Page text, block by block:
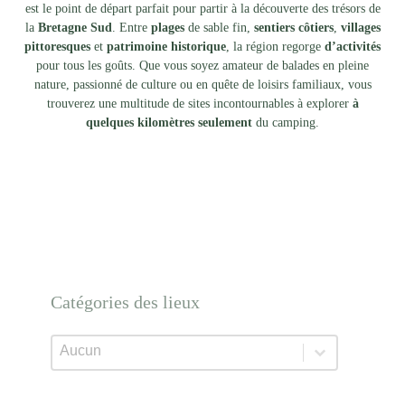
est le point de départ parfait pour partir à la découverte des trésors de
la Bretagne Sud . Entre plages de sable fin, sentiers côtiers, villages
pittoresques et patrimoine historique , la région regorge d’activités
pour tous les goûts. Que vous soyez amateur de balades en pleine
nature, passionné de culture ou en quête de loisirs familiaux, vous
trouverez une multitude de sites incontournables à explorer à
quelques kilomètres seulement du camping.
Catégories des lieux
Catégories des lieux
Catégories des lieux